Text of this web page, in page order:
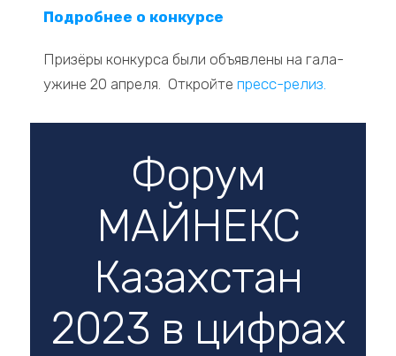
Подробнее о конкурсе
Призёры конкурса были объявлены на гала-
ужине 20 апреля. Откройтепресс-релиз
Форум
МАЙНЕКС
Казахстан
2023 в цифрах